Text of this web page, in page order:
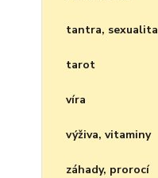
tantra, sexualita
tarot
víra
výživa, vitaminy
záhady, prorocí